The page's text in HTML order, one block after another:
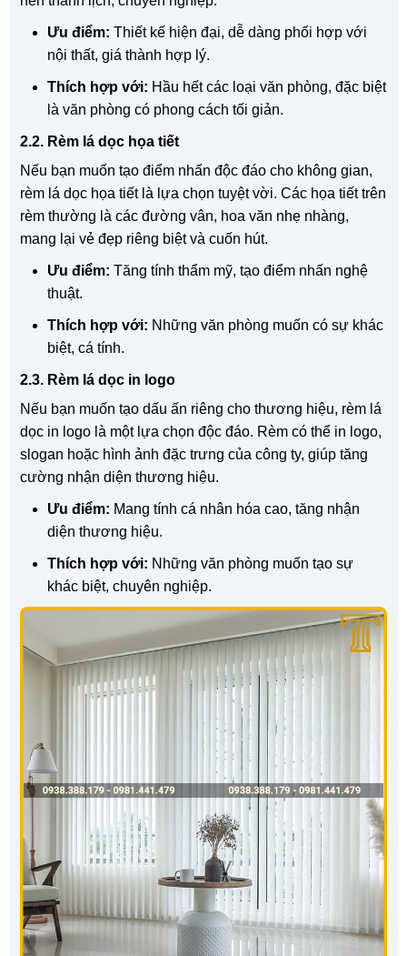
Ưu điểm: Thiết kế hiện đại, dễ dàng phối hợp với
nội thất, giá thành hợp lý.
Thích hợp với: Hầu hết các loại văn phòng, đặc biệt
là văn phòng có phong cách tối giản.
2.2. Rèm lá dọc họa tiết
Nếu bạn muốn tạo điểm nhấn độc đáo cho không gian,
rèm lá dọc họa tiết là lựa chọn tuyệt vời. Các họa tiết trên
rèm thường là các đường vân, hoa văn nhẹ nhàng,
mang lại vẻ đẹp riêng biệt và cuốn hút.
Ưu điểm: Tăng tính thẩm mỹ, tạo điểm nhấn nghệ
thuật.
Thích hợp với: Những văn phòng muốn có sự khác
biệt, cá tính.
2.3. Rèm lá dọc in logo
Nếu bạn muốn tạo dấu ấn riêng cho thương hiệu, rèm lá
dọc in logo là một lựa chọn độc đáo. Rèm có thể in logo,
slogan hoặc hình ảnh đặc trưng của công ty, giúp tăng
cường nhận diện thương hiệu.
Ưu điểm: Mang tính cá nhân hóa cao, tăng nhận
diện thương hiệu.
Thích hợp với: Những văn phòng muốn tạo sự
khác biệt, chuyên nghiệp.